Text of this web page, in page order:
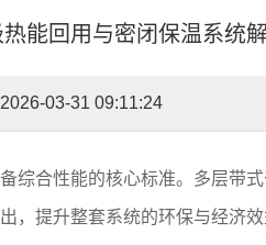
能回用与密闭保温系统
03-31 09:11:24
合性能的核心标准。多层带
，提升整套系统的环保与经济效